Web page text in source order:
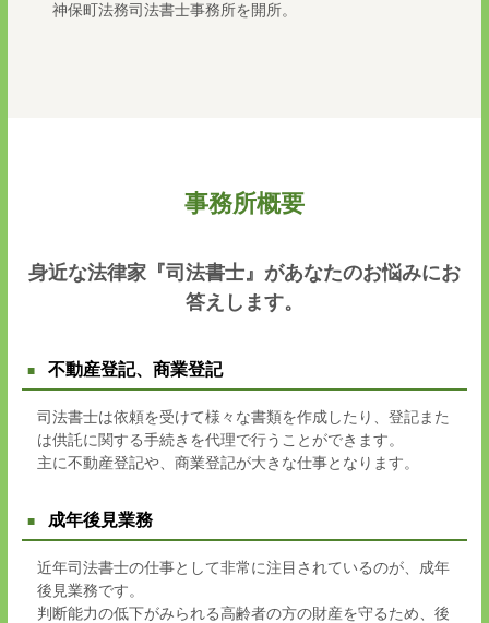
神保町法務司法書士事務所を開所。
事務所概要
身近な法律家『司法書士』があなたのお悩みにお
答えします。
不動産登記、商業登記
司法書士は依頼を受けて様々な書類を作成したり、登記また
は供託に関する手続きを代理で行うことができます。
主に不動産登記や、商業登記が大きな仕事となります。
成年後見業務
近年司法書士の仕事として非常に注目されているのが、成年
後見業務です。
判断能力の低下がみられる高齢者の方の財産を守るため、後